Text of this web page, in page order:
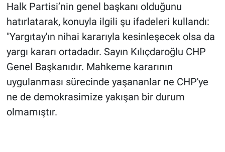
Halk Partisi’nin genel başkanı olduğunu
hatırlatarak, konuyla ilgili şu ifadeleri kullandı:
"Yargıtay'ın nihai kararıyla kesinleşecek olsa da
yargı kararı ortadadır. Sayın Kılıçdaroğlu CHP
Genel Başkanıdır. Mahkeme kararının
uygulanması sürecinde yaşananlar ne CHP'ye
ne de demokrasimize yakışan bir durum
olmamıştır.